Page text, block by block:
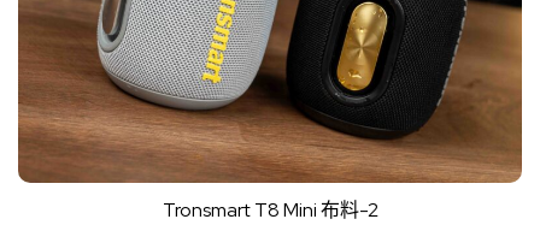
Tronsmart T8 Mini 布料-2